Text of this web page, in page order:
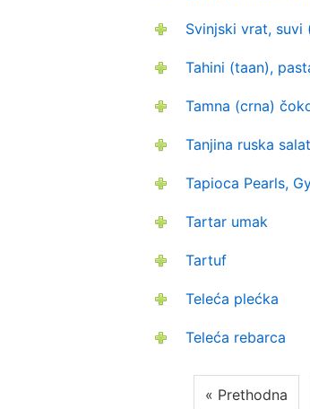
Svinjski vrat, suvi
Tahini (taan),
Tamna (crna)
Tanjina ruska
Tapioca Pearls,
Tartar umak
Tartuf
Teleća plećka
Teleća rebarca
« Prethodna